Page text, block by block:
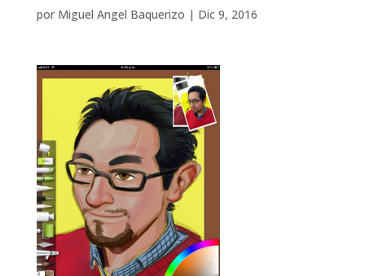
por Miguel Angel Baquerizo | Dic 9, 2016